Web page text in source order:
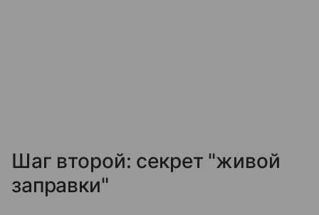
Шаг второй: секрет "живой
заправки"